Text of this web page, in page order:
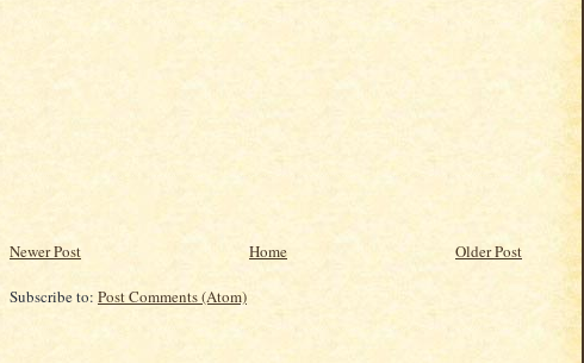
Newer Post Older Post
Home
Subscribe to: Post Comments (Atom)